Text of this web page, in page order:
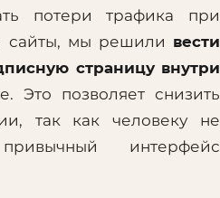
потери трафика при
сайты, мы решили вести
страницу внутри
Это позволяет снизить
так как человеку не
интерфейс